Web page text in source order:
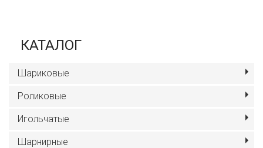
КАТАЛОГ
Шариковые
Роликовые
Игольчатые
Шарнирные